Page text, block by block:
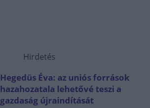
Hirdetés
Hegedüs Éva: az uniós források
hazahozatala lehetővé teszi a
gazdaság újraindítását